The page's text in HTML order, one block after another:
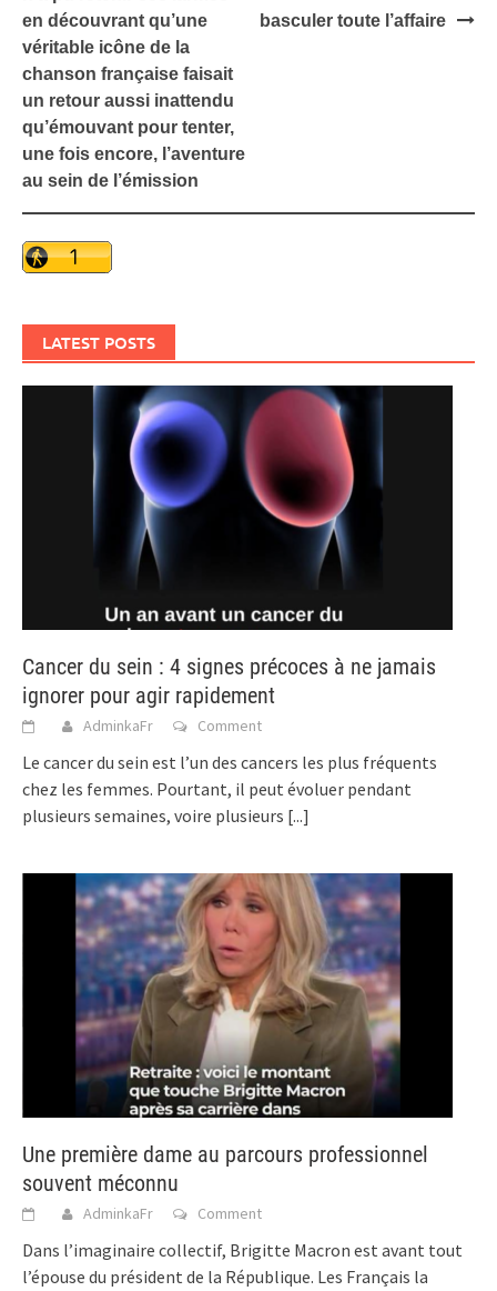
en découvrant qu’une
véritable icône de la
chanson française faisait
un retour aussi inattendu
qu’émouvant pour tenter,
une fois encore, l’aventure
au sein de l’émission
basculer toute l’affaire
LATEST POSTS
Cancer du sein : 4 signes précoces à ne jamais
ignorer pour agir rapidement
AdminkaFr Comment
Le cancer du sein est l’un des cancers les plus fréquents
chez les femmes. Pourtant, il peut évoluer pendant
plusieurs semaines, voire plusieurs [...]
Une première dame au parcours professionnel
souvent méconnu
AdminkaFr Comment
Dans l’imaginaire collectif, Brigitte Macron est avant tout
l’épouse du président de la République. Les Français la